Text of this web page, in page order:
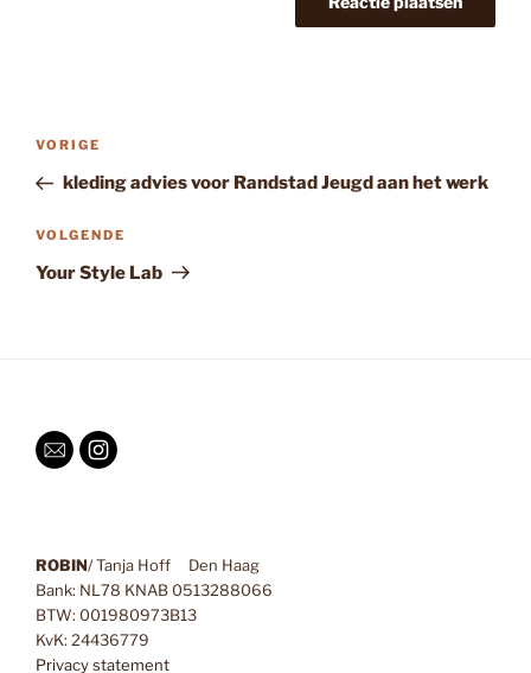
Bericht
Vorig
bericht
VORIGE
kleding advies voor Randstad Jeugd aan het werk
Volgend
bericht
VOLGENDE
Your Style Lab
ROBIN/ Tanja Hoff Den Haag
Bank: NL78 KNAB 0513288066
BTW: 001980973B13
KvK: 24436779
Privacy statement